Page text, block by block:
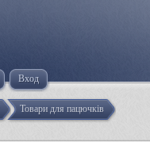
Вход
Товари для пацючків